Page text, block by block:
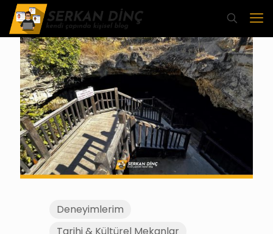
Deneyimlerim